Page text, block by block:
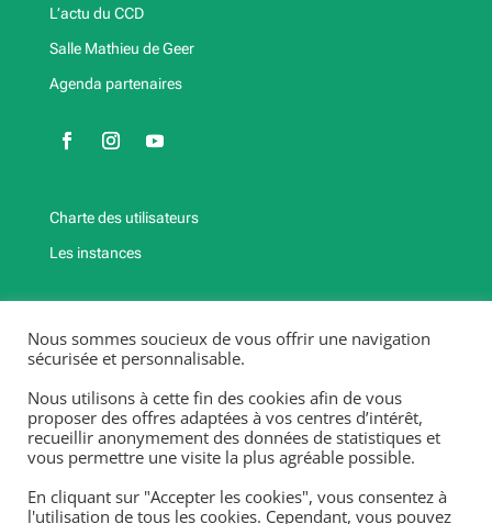
L’actu du CCD
Salle Mathieu de Geer
Agenda partenaires
Charte des utilisateurs
Les instances
Fermetures exceptionnelles et jours fériés
2025-2026
au 3/05/26,
du 18/07/26 au 13 /08/26.
Fermetures exceptionnelles et jours fériés 2025-2026 :
lundi 10/11/25, mardi 11/11/25, lundi 06/04/26, vendredi
01/05/26, jeudi 14/05/26 & lundi 25/05/26.
Nous sommes soucieux de vous offrir une navigation
sécurisée et personnalisable.
Nous utilisons à cette fin des cookies afin de vous
proposer des offres adaptées à vos centres d’intérêt,
recueillir anonymement des données de statistiques et
vous permettre une visite la plus agréable possible.
En cliquant sur "Accepter les cookies", vous consentez à
l'utilisation de tous les cookies. Cependant, vous pouvez